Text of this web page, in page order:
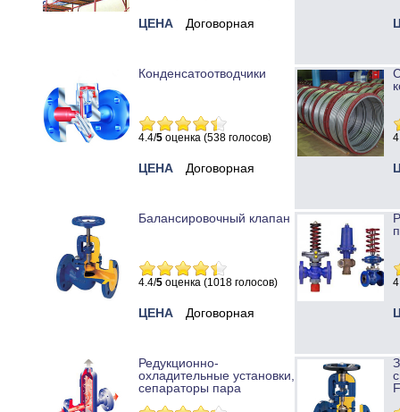
ЦЕНА Договорная
Конденсатоотводчики
4.4/5 оценка (538 голосов)
ЦЕНА Договорная
Балансировочный клапан
4.4/5 оценка (1018 голосов)
ЦЕНА Договорная
Редукционно-
охладительные установки,
сепараторы пара